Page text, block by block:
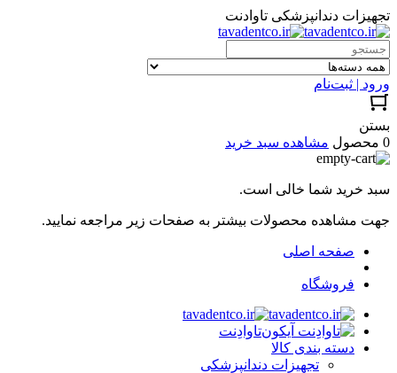
تجهیزات دندانپزشکی تاوادنت
ورود | ثبت‌نام
بستن
0 محصول
مشاهده سبد خرید
سبد خرید شما خالی است.
جهت مشاهده محصولات بیشتر به صفحات زیر مراجعه نمایید.
صفحه اصلی
فروشگاه
تاوادِنت
دسته بندی کالا
تجهیزات دندانپزشکی